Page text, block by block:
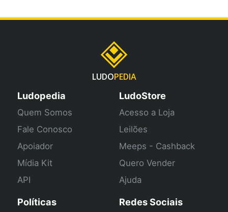
LUDOPEDIA
Ludopedia
Quem Somos
Fale Conosco
Apoiador
Mídia Kit
API
LudoStore
Acesso a Loja
Leilões
Meeps - Cashback
Quero Vender
Ajuda
Políticas Redes Sociais